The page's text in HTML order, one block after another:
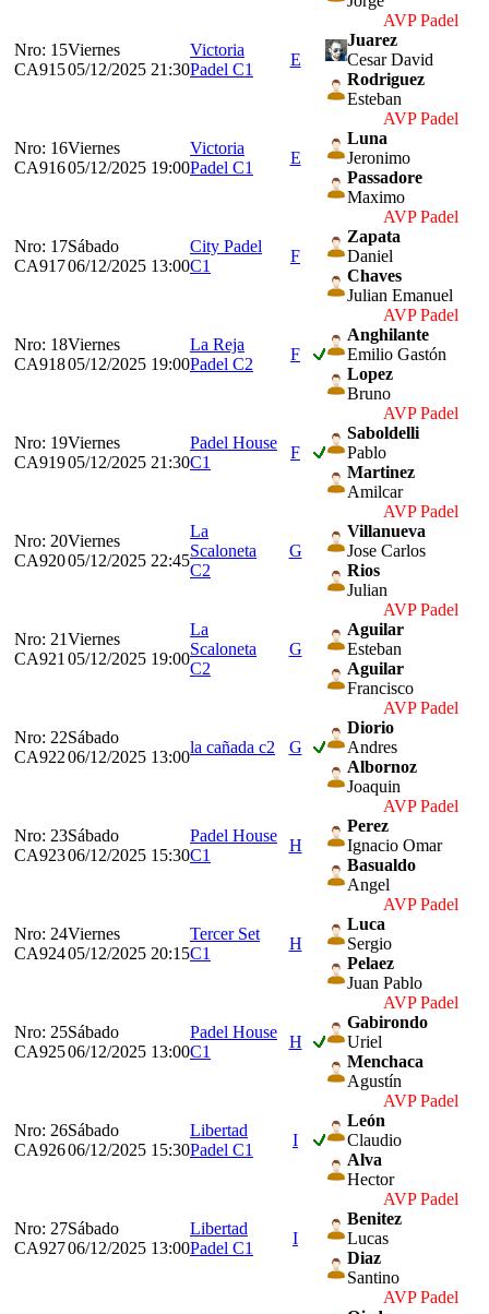
Nro: 15
CA915
Viernes
05/12/2025 21:30
Victoria
Padel C1
E
AVP Padel
Juarez
Cesar David
Rodriguez
Esteban
Nro: 16
CA916
Viernes
05/12/2025 19:00
Victoria
Padel C1
E
AVP Padel
Luna
Jeronimo
Passadore
Maximo
Nro: 17
CA917
Sábado
06/12/2025 13:00
City Padel
C1
F
AVP Padel
Zapata
Daniel
Chaves
Julian Emanuel
Nro: 18
CA918
Viernes
05/12/2025 19:00
La Reja
Padel C2
F
AVP Padel
Anghilante
Emilio Gastón
Lopez
Bruno
Nro: 19
CA919
Viernes
05/12/2025 21:30
Padel House
C1
F
AVP Padel
Saboldelli
Pablo
Martinez
Amilcar
Nro: 20
CA920
Viernes
05/12/2025 22:45
La
Scaloneta
C2
G
AVP Padel
Villanueva
Jose Carlos
Rios
Julian
Nro: 21
CA921
Viernes
05/12/2025 19:00
La
Scaloneta
C2
G
AVP Padel
Aguilar
Esteban
Aguilar
Francisco
Nro: 22
CA922
Sábado
06/12/2025 13:00
la cañada c2 G
AVP Padel
Diorio
Andres
Albornoz
Joaquin
Nro: 23
CA923
Sábado
06/12/2025 15:30
Padel House
C1
H
AVP Padel
Perez
Ignacio Omar
Basualdo
Angel
Nro: 24
CA924
Viernes
05/12/2025 20:15
Tercer Set
C1
H
AVP Padel
Luca
Sergio
Pelaez
Juan Pablo
Nro: 25
CA925
Sábado
06/12/2025 13:00
Padel House
C1
H
AVP Padel
Gabirondo
Uriel
Menchaca
Agustín
Nro: 26
CA926
Sábado
06/12/2025 15:30
Libertad
Padel C1
I
AVP Padel
León
Claudio
Alva
Hector
Nro: 27
CA927
Sábado
06/12/2025 13:00
Libertad
Padel C1
I
AVP Padel
Benitez
Lucas
Diaz
Santino
AVP Padel